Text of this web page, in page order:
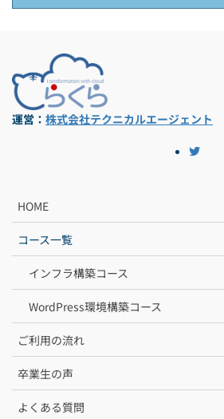
運営： 株式会社テクニカルエージェント
HOME
コース一覧
インフラ構築コース
WordPress環境構築コース
ご利用の流れ
卒業生の声
よくある質問